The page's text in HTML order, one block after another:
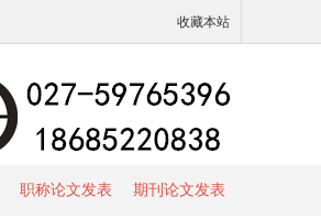
收藏本站
职称论文发表 期刊论文发表